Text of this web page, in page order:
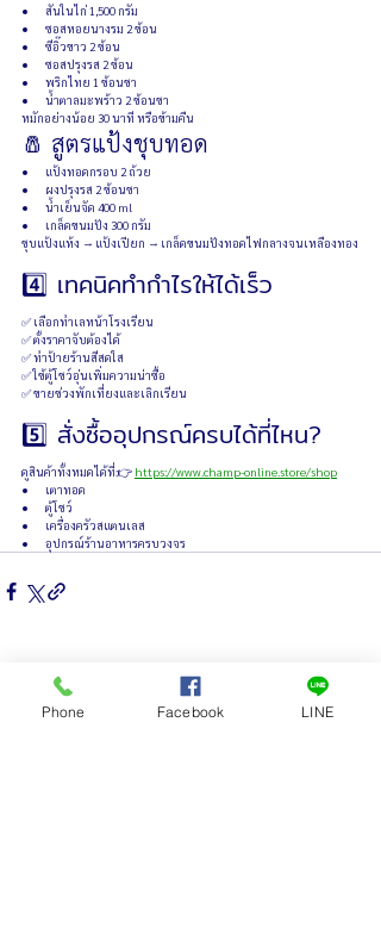
สันในไก่ 1,500 กรัม
ซอสหอยนางรม 2 ช้อน
ซีอิ๊วขาว 2 ช้อน
ซอสปรุงรส 2 ช้อน
พริกไทย 1 ช้อนชา
น้ำตาลมะพร้าว 2 ช้อนชา
หมักอย่างน้อย 30 นาที หรือข้ามคืน
🧂 สูตรแป้งชุบทอด
แป้งทอดกรอบ 2 ถ้วย
ผงปรุงรส 2 ช้อนชา
น้ำเย็นจัด 400 ml
เกล็ดขนมปัง 300 กรัม
ชุบแป้งแห้ง → แป้งเปียก → เกล็ดขนมปังทอดไฟกลางจนเหลืองทอง
4️⃣ เทคนิคทำกำไรให้ได้เร็ว
✅ เลือกทำเลหน้าโรงเรียน
✅ ตั้งราคาจับต้องได้
✅ ทำป้ายร้านสีสดใส
✅ ใช้ตู้โชว์อุ่นเพิ่มความน่าซื้อ
✅ ขายช่วงพักเที่ยงและเลิกเรียน
5️⃣ สั่งซื้ออุปกรณ์ครบได้ที่ไหน?
ดูสินค้าทั้งหมดได้ที่:👉 https://www.champ-online.store/shop
เตาทอด
ตู้โชว์
เครื่องครัวสแตนเลส
อุปกรณ์ร้านอาหารครบวงจร
โพสต์ล่าสุด ดูทั้งหมด
Phone Facebook LINE